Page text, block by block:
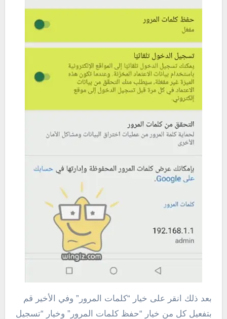
بعد ذلك انقر على خيار “كلمات المرور” وفي الأخير قم
بتفعيل كل من خيار “حفظ كلمات المرور” وخيار “تسجيل